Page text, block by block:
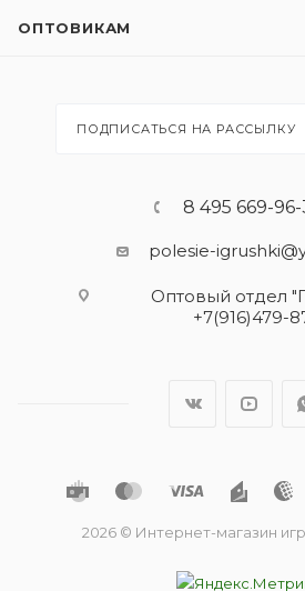
ОПТОВИКАМ
ПОДПИСАТЬСЯ НА РАССЫЛКУ
8 495 669-
polesie-
Оптовый отдел
+7(916)479-
2026 © Интернет-магазин